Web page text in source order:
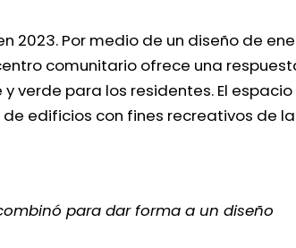
2023. Por medio de un diseño de
comunitario ofrece una
verde para los residentes. El
edificios con fines recreativos de la
para dar forma a un diseño